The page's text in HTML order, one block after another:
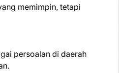
memimpin, tetapi
persoalan di daerah